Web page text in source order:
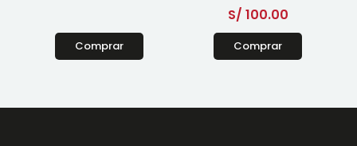
Comprar
S/ 100.00
Comprar